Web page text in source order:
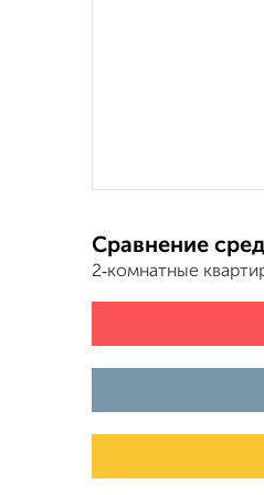
Сравнение
2‑комнатные